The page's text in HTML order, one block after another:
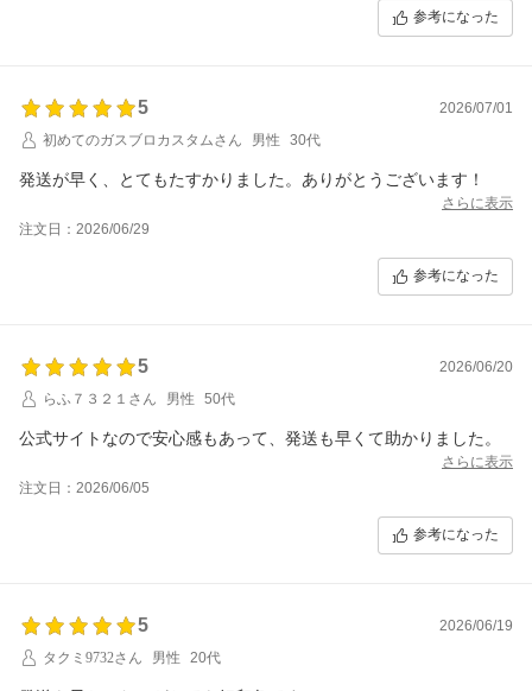
参考になった
5
2026/07/01
初めてのガスブロカスタムさん
男性 30代
発送が早く、とてもたすかりました。ありがとうございます！
さらに表示
注文日：2026/06/29
参考になった
5
2026/06/20
らふ７３２１さん
男性 50代
公式サイトなので安心感もあって、発送も早くて助かりました。
さらに表示
注文日：2026/06/05
参考になった
5
2026/06/19
タクミ9732さん
男性 20代